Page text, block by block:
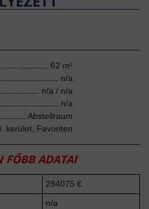
62 m²
n/a
n/a / n/a
n/a
Abstellraum
kerület, Favoriten
FŐBB ADATAI
294075 €
n/a